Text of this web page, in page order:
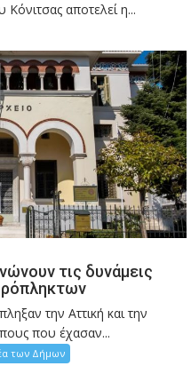
αποτελεί η...
τις δυνάμεις
την Αττική και την
που έχασαν...
των Δήμων